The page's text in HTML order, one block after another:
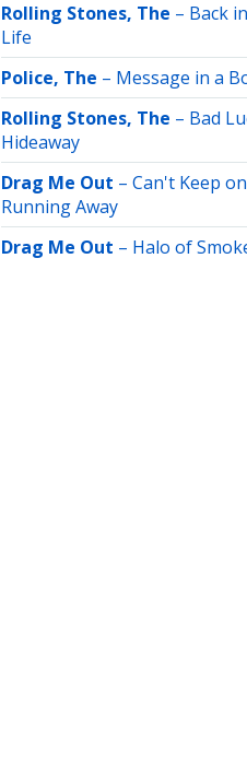
Rolling Stones, The – Back
Life
Police, The – Message in a
Rolling Stones, The – Bad
Hideaway
Drag Me Out – Can't Keep on
Running Away
Drag Me Out – Halo of